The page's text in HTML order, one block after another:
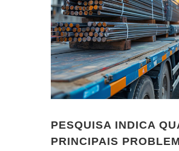
PESQUISA INDICA
PRINCIPAIS